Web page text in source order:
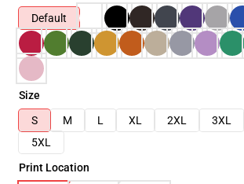
Default
Size
S
M L XL 2XL 3XL
5XL
Print Location